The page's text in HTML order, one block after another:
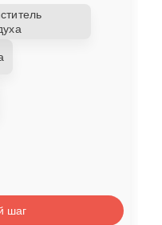
шаг